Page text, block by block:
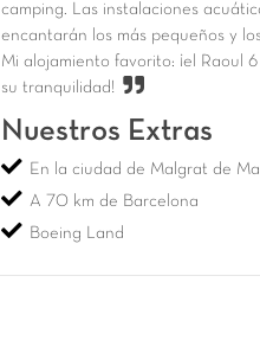
camping. Las instalaciones
encantarán los más pequeños y
Mi alojamiento favorito: ¡el Raoul
su tranquilidad!
Nuestros Extras
En la ciudad de Malgrat de
A 70 km de Barcelona
Boeing Land